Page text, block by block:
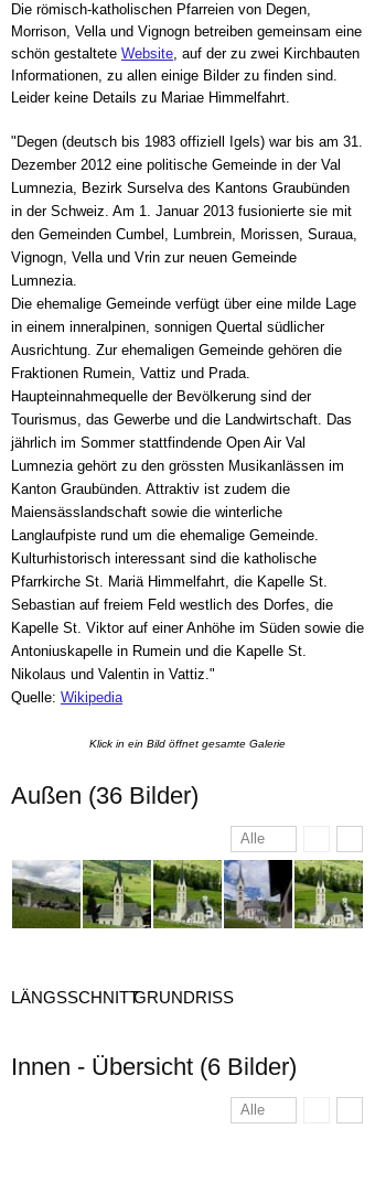
Die römisch-katholischen Pfarreien von Degen,
Morrison, Vella und Vignogn betreiben gemeinsam eine
schön gestaltete Website, auf der zu zwei Kirchbauten
Informationen, zu allen einige Bilder zu finden sind.
Leider keine Details zu Mariae Himmelfahrt.
"Degen (deutsch bis 1983 offiziell Igels) war bis am 31.
Dezember 2012 eine politische Gemeinde in der Val
Lumnezia, Bezirk Surselva des Kantons Graubünden
in der Schweiz. Am 1. Januar 2013 fusionierte sie mit
den Gemeinden Cumbel, Lumbrein, Morissen, Suraua,
Vignogn, Vella und Vrin zur neuen Gemeinde
Lumnezia.
Die ehemalige Gemeinde verfügt über eine milde Lage
in einem inneralpinen, sonnigen Quertal südlicher
Ausrichtung. Zur ehemaligen Gemeinde gehören die
Fraktionen Rumein, Vattiz und Prada.
Haupteinnahmequelle der Bevölkerung sind der
Tourismus, das Gewerbe und die Landwirtschaft. Das
jährlich im Sommer stattfindende Open Air Val
Lumnezia gehört zu den grössten Musikanlässen im
Kanton Graubünden. Attraktiv ist zudem die
Maiensässlandschaft sowie die winterliche
Langlaufpiste rund um die ehemalige Gemeinde.
Kulturhistorisch interessant sind die katholische
Pfarrkirche St. Mariä Himmelfahrt, die Kapelle St.
Sebastian auf freiem Feld westlich des Dorfes, die
Kapelle St. Viktor auf einer Anhöhe im Süden sowie die
Antoniuskapelle in Rumein und die Kapelle St.
Nikolaus und Valentin in Vattiz."
Quelle: Wikipedia
Klick in ein Bild öffnet gesamte Galerie
Außen (36 Bilder)
Alle
LÄNGSSCHNITTGRUNDRISS
Innen - Übersicht (6 Bilder)
Alle